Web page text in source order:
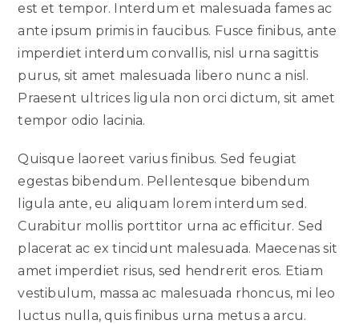
est et tempor. Interdum et malesuada fames ac
ante ipsum primis in faucibus. Fusce finibus, ante
imperdiet interdum convallis, nisl urna sagittis
purus, sit amet malesuada libero nunc a nisl.
Praesent ultrices ligula non orci dictum, sit amet
tempor odio lacinia.
Quisque laoreet varius finibus. Sed feugiat
egestas bibendum. Pellentesque bibendum
ligula ante, eu aliquam lorem interdum sed.
Curabitur mollis porttitor urna ac efficitur. Sed
placerat ac ex tincidunt malesuada. Maecenas sit
amet imperdiet risus, sed hendrerit eros. Etiam
vestibulum, massa ac malesuada rhoncus, mi leo
luctus nulla, quis finibus urna metus a arcu.